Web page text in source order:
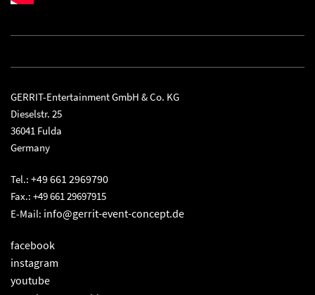
GERRIT-Entertainment GmbH & Co. KG
Dieselstr. 25
36041 Fulda
Germany
Tel.: +49 661 2969790
Fax.: +49 661 29697915
E-Mail: info@gerrit-event-concept.de
facebook
instagram
youtube